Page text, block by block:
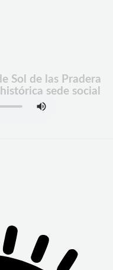
Sol de las Pradera
sede social